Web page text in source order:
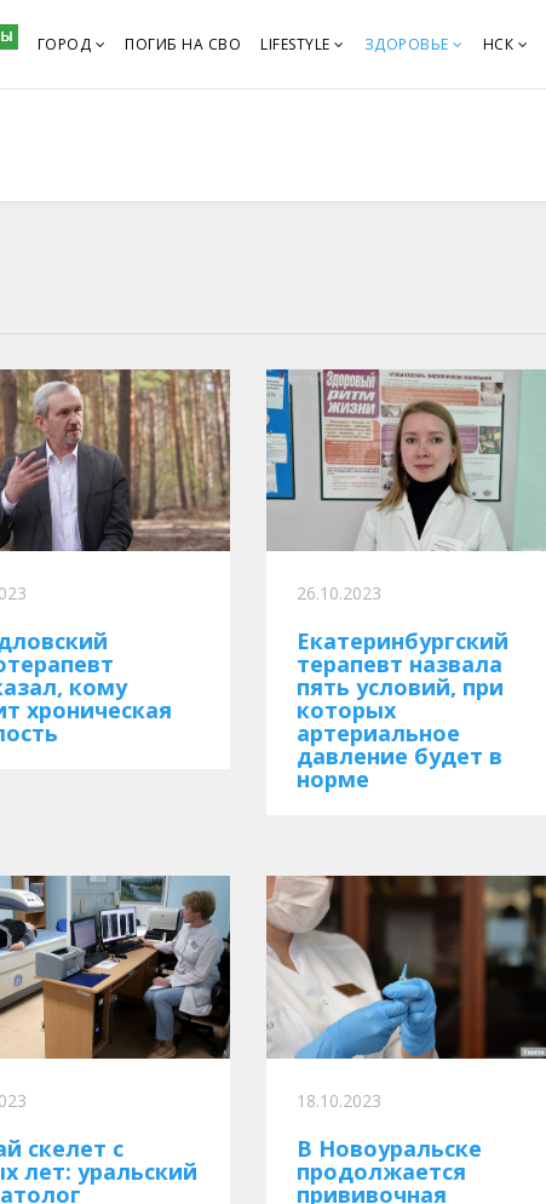
ГОРОД ПОГИБ НА СВО LIFESTYLE ЗДОРОВЬЕ НСК
кому
хроническая
26.10.2023
Екатеринбургский
терапевт назвала
пять условий, при
которых
артериальное
давление будет в
норме
скелет с
лет: уральский
18.10.2023
В Новоуральске
продолжается
прививочная